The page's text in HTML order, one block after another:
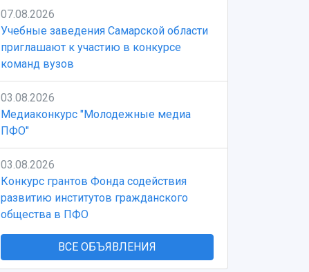
07.08.2026
Учебные заведения Самарской области
приглашают к участию в конкурсе
команд вузов
03.08.2026
Медиаконкурс "Молодежные медиа
ПФО"
03.08.2026
Конкурс грантов Фонда содействия
развитию институтов гражданского
общества в ПФО
ВСЕ ОБЪЯВЛЕНИЯ